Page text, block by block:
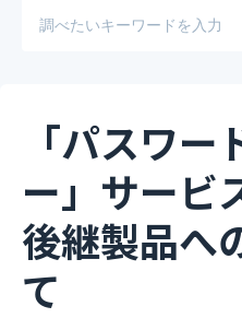
「パスワ
ー」サービ
後継製品へ
て